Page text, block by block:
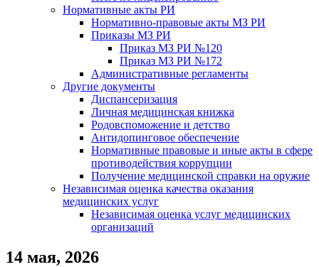
Нормативные акты РИ
Нормативно-правовые акты МЗ РИ
Приказы МЗ РИ
Приказ МЗ РИ №120
Приказ МЗ РИ №172
Административные регламенты
Другие документы
Диспансеризация
Личная медицинская книжка
Родовспоможение и детство
Антидопинговое обеспечение
Нормативные правовые и иные акты в сфере
противодействия коррупции
Получение медицинской справки на оружие
Независимая оценка качества оказания
медицинских услуг
Независимая оценка услуг медицинскиx
организаций
14 мая, 2026